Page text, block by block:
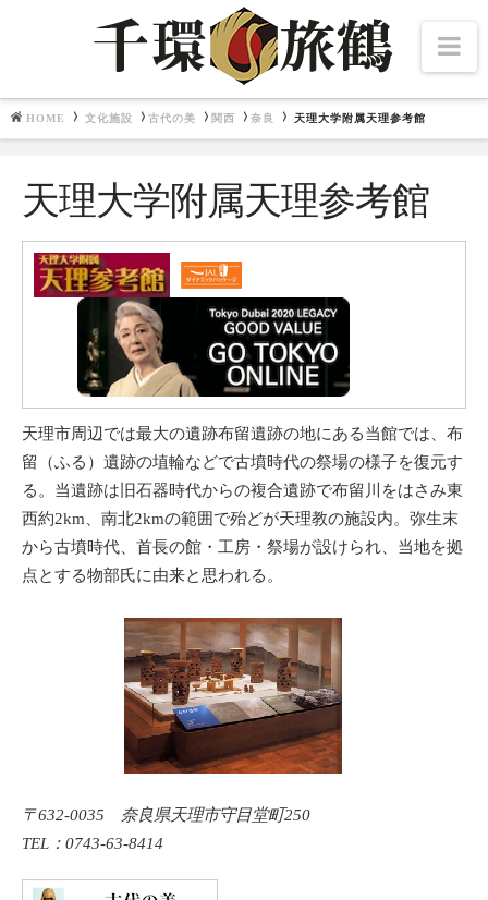
北海道・東北
関東
関西
中国・四国
千夜千冊
畿内七道
東博百選
HOME 文化施設 古代の美 関西 奈良 天理大学附属天理参考館
天理大学附属天理参考館
天理市周辺では最大の遺跡布留遺跡の地にある当館では、布
留（ふる）遺跡の埴輪などで古墳時代の祭場の様子を復元す
る。当遺跡は旧石器時代からの複合遺跡で布留川をはさみ東
西約2km、南北2kmの範囲で殆どが天理教の施設内。弥生末
から古墳時代、首長の館・工房・祭場が設けられ、当地を拠
点とする物部氏に由来と思われる。
〒632-0035 奈良県天理市守目堂町250
TEL：0743-63-8414